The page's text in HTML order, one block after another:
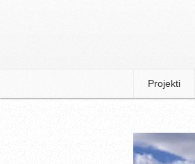
Projekti